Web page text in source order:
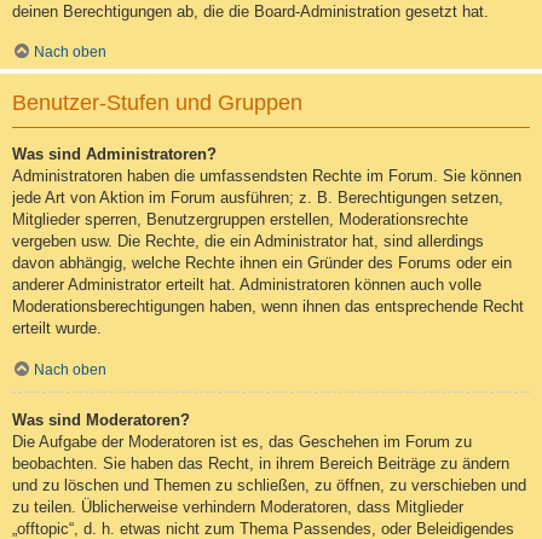
deinen Berechtigungen ab, die die Board-Administration gesetzt hat.
Nach oben
Benutzer-Stufen und Gruppen
Was sind Administratoren?
Administratoren haben die umfassendsten Rechte im Forum. Sie können
jede Art von Aktion im Forum ausführen; z. B. Berechtigungen setzen,
Mitglieder sperren, Benutzergruppen erstellen, Moderationsrechte
vergeben usw. Die Rechte, die ein Administrator hat, sind allerdings
davon abhängig, welche Rechte ihnen ein Gründer des Forums oder ein
anderer Administrator erteilt hat. Administratoren können auch volle
Moderationsberechtigungen haben, wenn ihnen das entsprechende Recht
erteilt wurde.
Nach oben
Was sind Moderatoren?
Die Aufgabe der Moderatoren ist es, das Geschehen im Forum zu
beobachten. Sie haben das Recht, in ihrem Bereich Beiträge zu ändern
und zu löschen und Themen zu schließen, zu öffnen, zu verschieben und
zu teilen. Üblicherweise verhindern Moderatoren, dass Mitglieder
„offtopic“, d. h. etwas nicht zum Thema Passendes, oder Beleidigendes